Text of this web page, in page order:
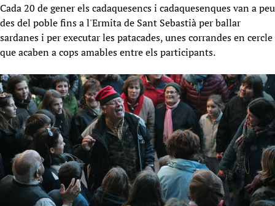
Cada 20 de gener els cadaquesencs i cadaquesenques van a peu
des del poble fins a l'Ermita de Sant Sebastià per ballar
sardanes i per executar les patacades, unes corrandes en cercle
que acaben a cops amables entre els participants.